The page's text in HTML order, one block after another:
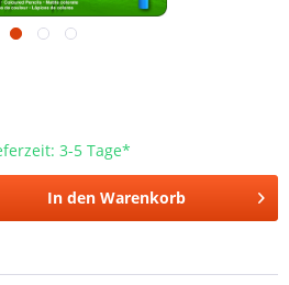
3-5 Tage*
In den Warenkorb